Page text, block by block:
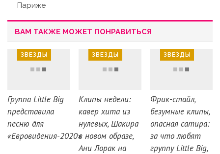
Париже
ВАМ ТАКЖЕ МОЖЕТ ПОНРАВИТЬСЯ
ЗВЕЗДЫ
Группа Little Big
представила
песню для
«Евровидения-2020»
ЗВЕЗДЫ
Клипы недели:
кавер хита из
нулевых, Шакира
в новом образе,
Ани Лорак на
ЗВЕЗДЫ
Фрик-стайл,
безумные клипы,
опасная сатира:
за что любят
группу Little Big,